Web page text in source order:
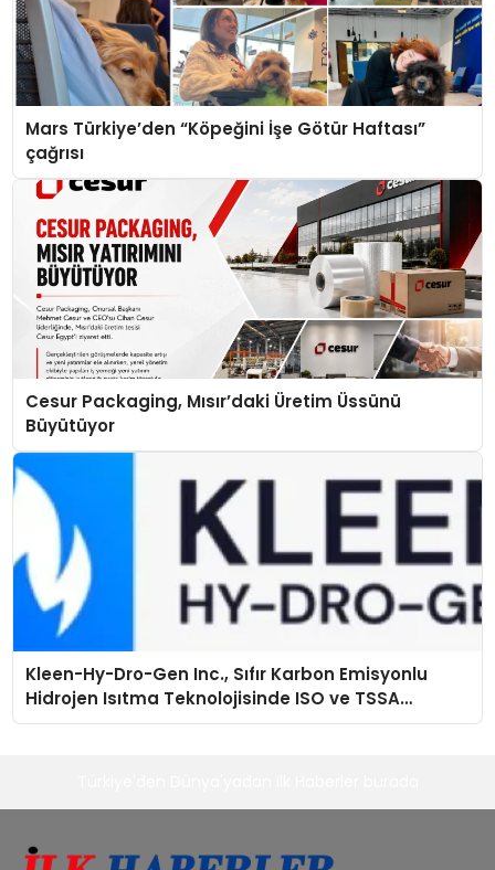
Mars Türkiye’den “Köpeğini İşe Götür Haftası”
çağrısı
Cesur Packaging, Mısır’daki Üretim Üssünü
Büyütüyor
Kleen-Hy-Dro-Gen Inc., Sıfır Karbon Emisyonlu
Hidrojen Isıtma Teknolojisinde ISO ve TSSA
Düzenleyici Onaylarını Aldı